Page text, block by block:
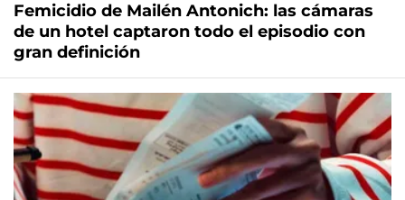
Femicidio de Mailén Antonich: las cámaras
de un hotel captaron todo el episodio con
gran definición